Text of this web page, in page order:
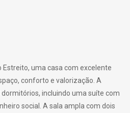
uma casa com excelente
conforto e valorização. A
incluindo uma suíte com
social. A sala ampla com dois